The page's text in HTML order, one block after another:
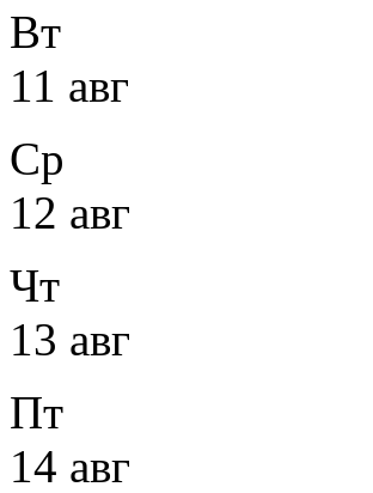
Вт
11 авг
Ср
12 авг
Чт
13 авг
Пт
14 авг